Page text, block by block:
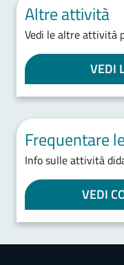
Altre attività
Vedi le altre attività
VEDI
Frequentare
Info sulle attività
VEDI